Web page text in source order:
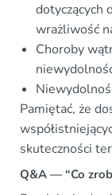
dotyczących
wrażliwość
Choroby
Pamiętać, że
skuteczności
Q&A — “Co